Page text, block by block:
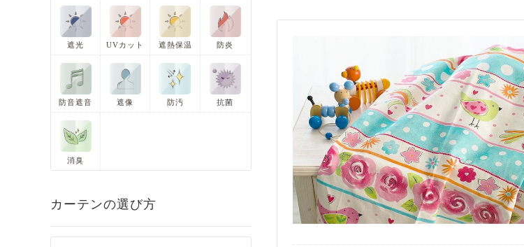
遮光 UVカット 遮熱保温 防炎
防音遮音 遮像 防汚 抗菌
消臭
カーテンの選び方